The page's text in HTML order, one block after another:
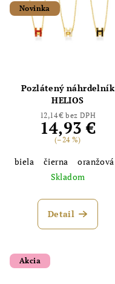
Novinka
Pozlátený náhrdelník
HELIOS
12,14 € bez DPH
14,93 €
(–24 %)
biela čierna
oranžová
Skladom
Detail
Akcia